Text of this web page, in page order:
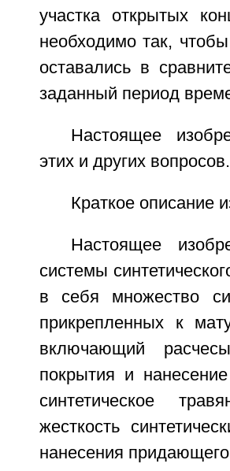
участка открытых
необходимо так,
оставались в
заданный период
Настоящее
этих и других вопросов.
Краткое описание
Настоящее
системы
в себя множество
прикрепленных к
включающий
покрытия и
синтетическое
жесткость
нанесения придающего